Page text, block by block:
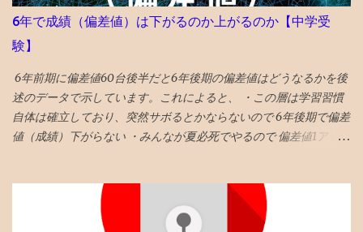
ますので、今後に期待します。 「3ヶ月を過ぎると検索流入が増え
る」と言われています。 ・前月はスマホ75％パソコン23%タブレ
ット2% → スマホ86% パソコン12%タブレット1％ スマホの割合が
増えた。 ・前月の米中他海外アクセスは2割程度 → 海外アクセス
は1割 ちょっと程度へ。 アメリカ、ドイツ、オランダ、フランスの
順番でアクセスが多い。 データは特記なければグーグルアナリテ
ィクスです。 今月はぷちSNSバズの記事もありました。 大体の人
が1ヶ月目で30記事創るので、2ヶ月目にはどれかがバスになると
う印象なので、概ね、自分では満足できる成果と捉えています。
また、 7記事位をリライト しました。 やはり、 初期の記事は見る
のも恥ずかしいレベル です。 恥を忍んで？、恥をさらしなが
6年で成績（偏差値）は下がるのか上がるのか【中学受
験】
6年前期に偏差値60台後半だと6年後期の偏差値はどうなるかを後
述のデータで示しています。これによると、 ・この層は学習習慣
自体は確立しており、突然サボるとかならないので 6年後期で偏差
値（成績）下がらない ・みんなが夏必死でやるので 偏差値1アップ
試は難化するので頭打ちだった層が高偏差値出しやすくなるとい
うのも定説なので、前期67と68の差は大きいかも タイトルへの回